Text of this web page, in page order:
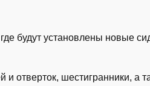
будут установлены новые
отверток, шестигранники, а